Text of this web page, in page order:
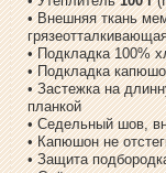
• Внешняя ткань
• Подкладка 100%
• Подкладка
• Застежка на
планкой
• Седельный шов,
• Капюшон не
• Защита